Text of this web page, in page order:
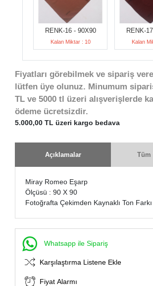
RENK-16 - 90X90
Kalan Miktar : 10
RENK-
Kalan
Fiyatları görebilmek ve sipariş
lütfen üye olunuz. Minumum
TL ve 5000 tl üzeri alışverişlerde
ödeme ücretsizdir.
5.000,00 TL üzeri kargo bedava
Açıklamalar Tüm
Miray Romeo Eşarp
Ölçüsü : 90 X 90
Fotoğrafta Çekimden Kaynaklı Ton Farkı
Whatsapp ile Sipariş
Karşılaştırma Listene Ekle
Fiyat Alarmı